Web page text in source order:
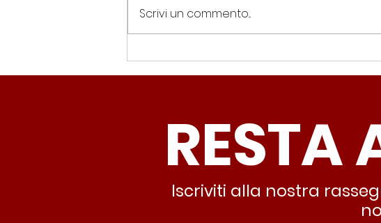
Spin Time, Colucci: “Non
solo occupazione: 400
nessuno interviene”
Scrivi un commento...
RESTA
Iscriviti alla nostra